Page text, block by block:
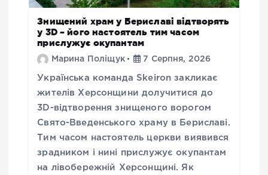
Знищений храм у Бериславі відтворять
у 3D – його настоятель тим часом
прислужує окупантам
Марина Поліщук 7 Серпня, 2026
Українська команда Skeiron закликає
жителів Херсонщини долучитися до
3D-відтворення знищеного ворогом
Свято-Введенського храму в Бериславі.
Тим часом настоятель церкви виявився
зрадником і нині прислужує окупантам
на лівобережній Херсонщині. Як